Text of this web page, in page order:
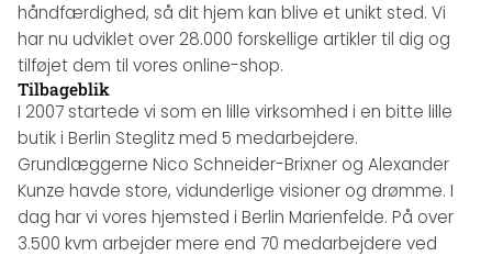
håndfærdighed, så dit hjem kan blive et unikt sted. Vi
har nu udviklet over 28.000 forskellige artikler til dig og
tilføjet dem til vores online-shop.
Tilbageblik
I 2007 startede vi som en lille virksomhed i en bitte lille
butik i Berlin Steglitz med 5 medarbejdere.
Grundlæggerne Nico Schneider-Brixner og Alexander
Kunze havde store, vidunderlige visioner og drømme. I
dag har vi vores hjemsted i Berlin Marienfelde. På over
3.500 kvm arbejder mere end 70 medarbejdere ved